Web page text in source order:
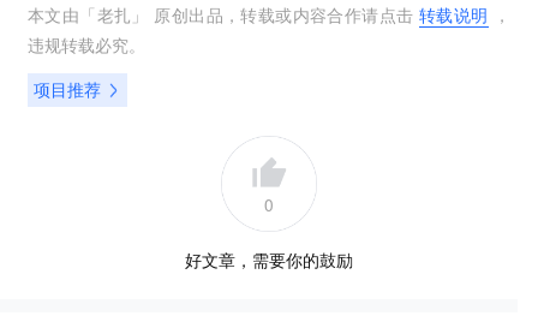
本文由「老扎 」 原创出品，转载或内容合作请点击 转载说明 ，
违规转载必究。
项目推荐
0
好文章，需要你的鼓励